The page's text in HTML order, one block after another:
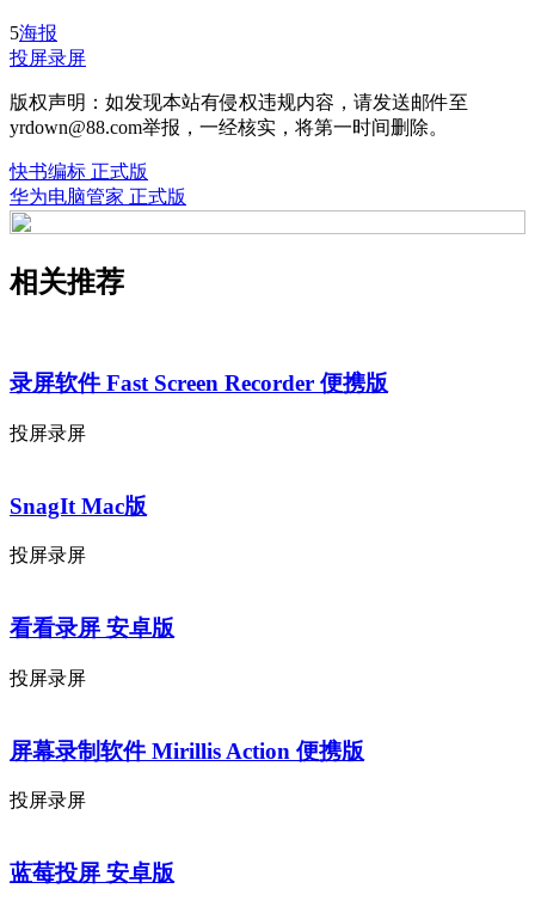
5海报
投屏录屏
版权声明：如发现本站有侵权违规内容，请发送邮件至
yrdown@88.com举报，一经核实，将第一时间删除。
快书编标 正式版
华为电脑管家 正式版
相关推荐
录屏软件 Fast Screen Recorder 便携版
投屏录屏
SnagIt Mac版
投屏录屏
看看录屏 安卓版
投屏录屏
屏幕录制软件 Mirillis Action 便携版
投屏录屏
蓝莓投屏 安卓版